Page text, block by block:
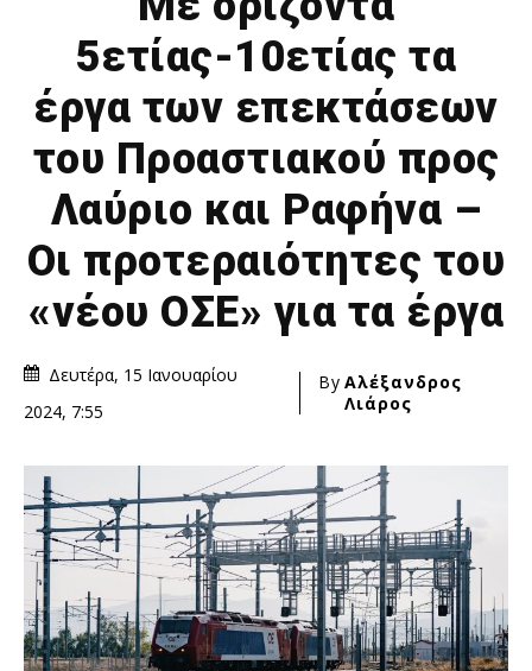
5ετίας-10ετίας τα
έργα των επεκτάσεων
του Προαστιακού προς
Λαύριο και Ραφήνα –
Οι προτεραιότητες του
«νέου ΟΣΕ» για τα έργα
Δευτέρα, 15 Ιανουαρίου
2024, 7:55
By Αλέξανδρος
Λιάρος